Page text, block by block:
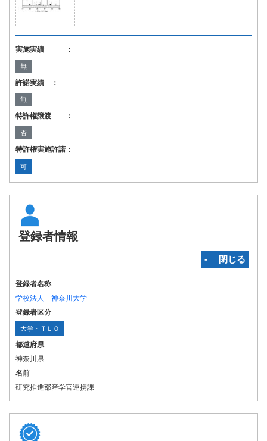
実施実績 ：
無
許諾実績 ：
無
特許権譲渡 ：
否
特許権実施許諾：
可
登録者情報
‐ 閉じる
登録者名称
学校法人 神奈川大学
登録者区分
大学・ＴＬＯ
都道府県
神奈川県
名前
研究推進部産学官連携課